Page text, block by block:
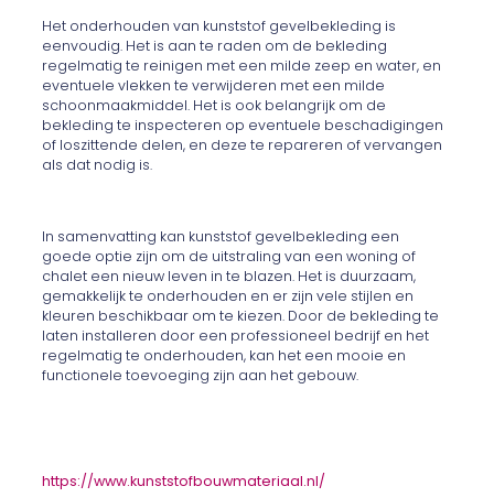
Het onderhouden van kunststof gevelbekleding is
eenvoudig. Het is aan te raden om de bekleding
regelmatig te reinigen met een milde zeep en water, en
eventuele vlekken te verwijderen met een milde
schoonmaakmiddel. Het is ook belangrijk om de
bekleding te inspecteren op eventuele beschadigingen
of loszittende delen, en deze te repareren of vervangen
als dat nodig is.
In samenvatting kan kunststof gevelbekleding een
goede optie zijn om de uitstraling van een woning of
chalet een nieuw leven in te blazen. Het is duurzaam,
gemakkelijk te onderhouden en er zijn vele stijlen en
kleuren beschikbaar om te kiezen. Door de bekleding te
laten installeren door een professioneel bedrijf en het
regelmatig te onderhouden, kan het een mooie en
functionele toevoeging zijn aan het gebouw.
https://www.kunststofbouwmateriaal.nl/